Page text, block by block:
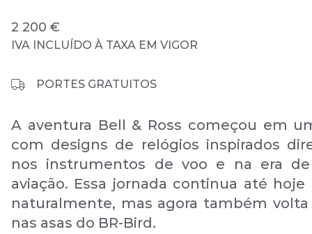
2 200 €
IVA INCLUÍDO À TAXA EM VIGOR
PORTES GRATUITOS
A aventura Bell & Ross começou em
com designs de relógios inspirados
nos instrumentos de voo e na era
aviação. Essa jornada continua até hoje
naturalmente, mas agora também volta
nas asas do BR-Bird.